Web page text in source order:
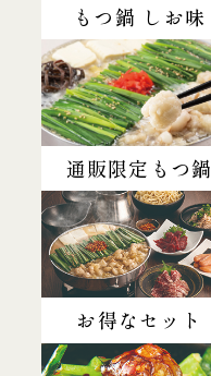
もつ鍋 しお味
通販限定もつ鍋
お得なセット